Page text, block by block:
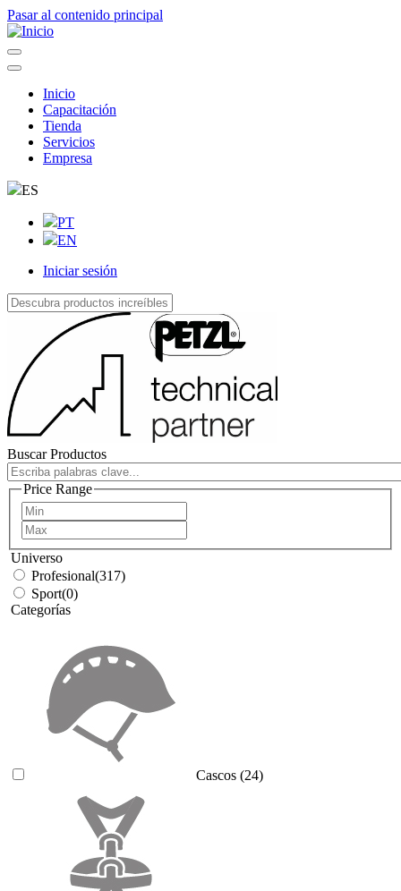
Pasar al contenido principal
Navegação
principal
Inicio
Capacitación
Tienda
Servicios
Empresa
ES
PT
EN
account
Iniciar sesión
Buscar Productos
Price Range
Universo
Profesional(317)
Sport(0)
Categorías
Cascos (24)